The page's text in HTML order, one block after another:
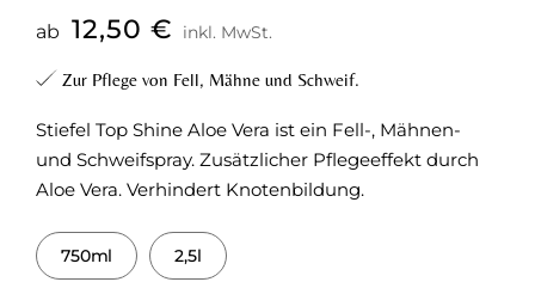
ab 12,50 € inkl. MwSt.
Zur Pflege von Fell, Mähne und Schweif.
Stiefel Top Shine Aloe Vera ist ein Fell-, Mähnen-
und Schweifspray. Zusätzlicher Pflegeeffekt durch
Aloe Vera. Verhindert Knotenbildung.
750ml 2,5l